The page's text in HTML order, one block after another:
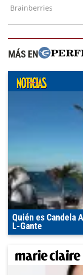
MÁS EN
Quién es Candela
L-Gante